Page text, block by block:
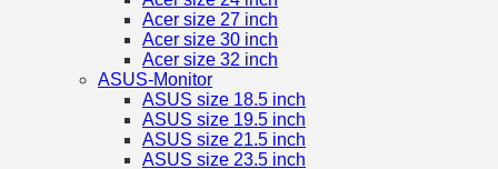
Acer size 27 inch
Acer size 30 inch
Acer size 32 inch
ASUS-Monitor
ASUS size 18.5 inch
ASUS size 19.5 inch
ASUS size 21.5 inch
ASUS size 23.5 inch